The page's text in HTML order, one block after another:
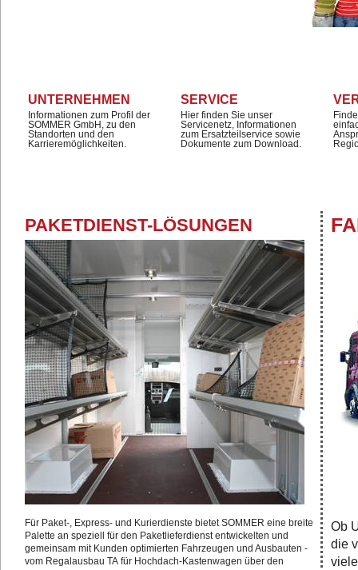
UNTERNEHMEN
Informationen zum Profil der
SOMMER GmbH, zu den
Standorten und den
Karrieremöglichkeiten.
SERVICE
Hier finden Sie unser
Servicenetz, Informationen
zum Ersatzteilservice sowie
Dokumente zum Download.
PAKETDIENST-LÖSUNGEN
Für Paket-, Express- und Kurierdienste bietet SOMMER eine breite
Palette an speziell für den Paketlieferdienst entwickelten und
gemeinsam mit Kunden optimierten Fahrzeugen und Ausbauten -
vom Regalausbau TA für Hochdach-Kastenwagen über den
Ob
die